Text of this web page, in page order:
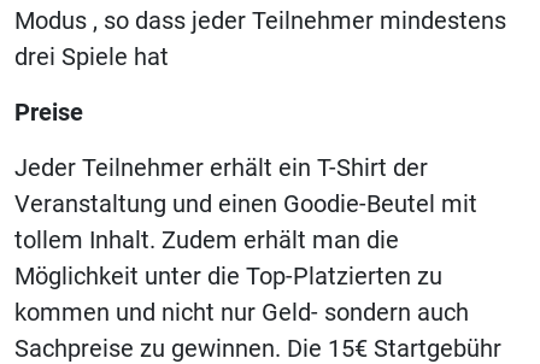
Modus , so dass jeder Teilnehmer mindestens
drei Spiele hat
Preise
Jeder Teilnehmer erhält ein T-Shirt der
Veranstaltung und einen Goodie-Beutel mit
tollem Inhalt. Zudem erhält man die
Möglichkeit unter die Top-Platzierten zu
kommen und nicht nur Geld- sondern auch
Sachpreise zu gewinnen. Die 15€ Startgebühr